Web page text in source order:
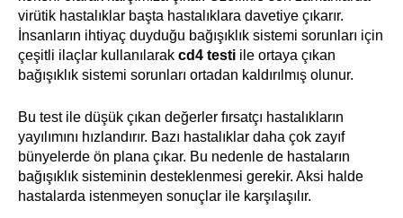
virütik hastalıklar başta hastalıklara davetiye çıkarır.
İnsanların ihtiyaç duyduğu bağışıklık sistemi sorunları için
çeşitli ilaçlar kullanılarak cd4 testi ile ortaya çıkan
bağışıklık sistemi sorunları ortadan kaldırılmış olunur.
Bu test ile düşük çıkan değerler fırsatçı hastalıkların
yayılımını hızlandırır. Bazı hastalıklar daha çok zayıf
bünyelerde ön plana çıkar. Bu nedenle de hastaların
bağışıklık sisteminin desteklenmesi gerekir. Aksi halde
hastalarda istenmeyen sonuçlar ile karşılaşılır.